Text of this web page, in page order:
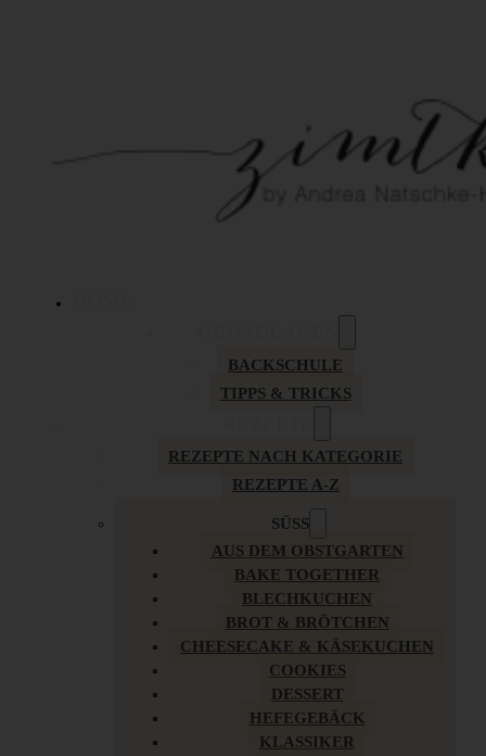
BACKSCHULE
TIPPS & TRICKS
REZEPTE NACH KATEGORIE
REZEPTE A-Z
SÜSS
AUS DEM OBSTGARTEN
BAKE TOGETHER
BLECHKUCHEN
BROT & BRÖTCHEN
CHEESECAKE & KÄSEKUCHEN
COOKIES
DESSERT
HEFEGEBÄCK
KLASSIKER